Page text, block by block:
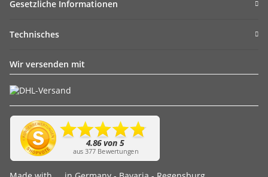
Gesetzliche Informationen
Technisches
Wir versenden mit